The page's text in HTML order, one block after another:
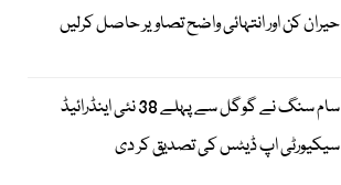
حیران کن اور انتہائی واضح تصاویر حاصل کرلیں
سام سنگ نے گوگل سے پہلے 38 نئی اینڈرائیڈ
سیکیورٹی اپ ڈیٹس کی تصدیق کر دی